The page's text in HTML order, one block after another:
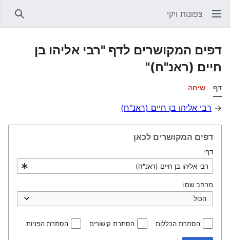
צפונות ויקי
דפים המקושרים לדף "רבי אליהו בן
חיים (ראנ"ח)"
דף שיחה
→ רבי אליהו בן חיים (ראנ"ח)
דפים המקושרים לכאן
דף:
מרחב שם:
הסתרת הכללות הסתרת קישורים הסתרת הפניות